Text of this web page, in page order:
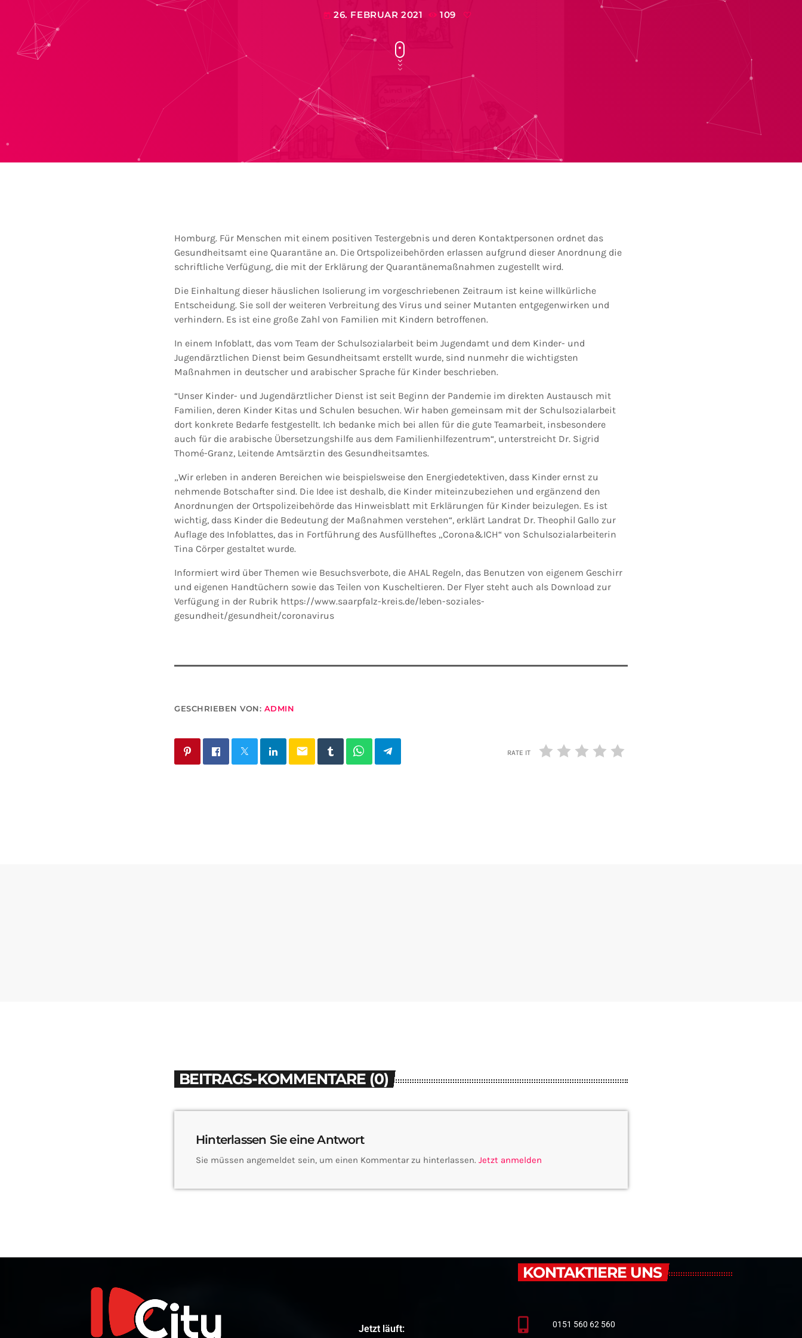
today 26. FEBRUAR 2021 109
Homburg. Für Menschen mit einem positiven Testergebnis und deren Kontaktpersonen ordnet das
Gesundheitsamt eine Quarantäne an. Die Ortspolizeibehörden erlassen aufgrund dieser Anordnung die
schriftliche Verfügung, die mit der Erklärung der Quarantänemaßnahmen zugestellt wird.
Die Einhaltung dieser häuslichen Isolierung im vorgeschriebenen Zeitraum ist keine willkürliche
Entscheidung. Sie soll der weiteren Verbreitung des Virus und seiner Mutanten entgegenwirken und
verhindern. Es ist eine große Zahl von Familien mit Kindern betroffenen.
In einem Infoblatt, das vom Team der Schulsozialarbeit beim Jugendamt und dem Kinder- und
Jugendärztlichen Dienst beim Gesundheitsamt erstellt wurde, sind nunmehr die wichtigsten
Maßnahmen in deutscher und arabischer Sprache für Kinder beschrieben.
“Unser Kinder- und Jugendärztlicher Dienst ist seit Beginn der Pandemie im direkten Austausch mit
Familien, deren Kinder Kitas und Schulen besuchen. Wir haben gemeinsam mit der Schulsozialarbeit
dort konkrete Bedarfe festgestellt. Ich bedanke mich bei allen für die gute Teamarbeit, insbesondere
auch für die arabische Übersetzungshilfe aus dem Familienhilfezentrum“, unterstreicht Dr. Sigrid
Thomé-Granz, Leitende Amtsärztin des Gesundheitsamtes.
„Wir erleben in anderen Bereichen wie beispielsweise den Energiedetektiven, dass Kinder ernst zu
nehmende Botschafter sind. Die Idee ist deshalb, die Kinder miteinzubeziehen und ergänzend den
Anordnungen der Ortspolizeibehörde das Hinweisblatt mit Erklärungen für Kinder beizulegen. Es ist
wichtig, dass Kinder die Bedeutung der Maßnahmen verstehen“, erklärt Landrat Dr. Theophil Gallo zur
Auflage des Infoblattes, das in Fortführung des Ausfüllheftes „Corona&ICH“ von Schulsozialarbeiterin
Tina Cörper gestaltet wurde.
Informiert wird über Themen wie Besuchsverbote, die AHAL Regeln, das Benutzen von eigenem Geschirr
und eigenen Handtüchern sowie das Teilen von Kuscheltieren. Der Flyer steht auch als Download zur
Verfügung in der Rubrik https://www.saarpfalz-kreis.de/leben-soziales-
gesundheit/gesundheit/coronavirus
GESCHRIEBEN VON: ADMIN
email RATE IT
BEITRAGS-KOMMENTARE (0)
Hinterlassen Sie eine Antwort
Sie müssen angemeldet sein, um einen Kommentar zu hinterlassen. Jetzt anmelden
Jetzt läuft:
KONTAKTIERE UNS
0151 560 62 560